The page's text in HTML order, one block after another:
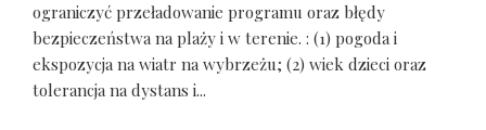
ograniczyć przeładowanie programu oraz błędy
bezpieczeństwa na plaży i w terenie. : (1) pogoda i
ekspozycja na wiatr na wybrzeżu; (2) wiek dzieci oraz
tolerancja na dystans i...